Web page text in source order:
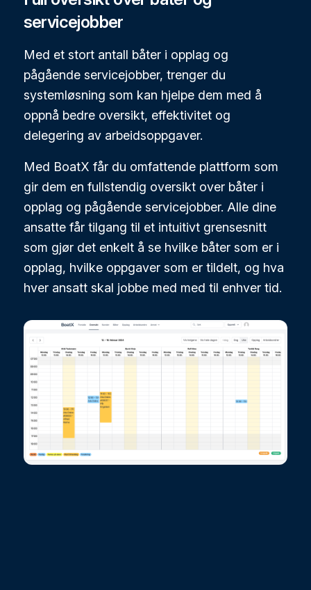
servicejobber
Med et stort antall båter i opplag og
pågående servicejobber, trenger du
systemløsning som kan hjelpe dem med å
oppnå bedre oversikt, effektivitet og
delegering av arbeidsoppgaver.
Med BoatX får du omfattende plattform som
gir dem en fullstendig oversikt over båter i
opplag og pågående servicejobber. Alle dine
ansatte får tilgang til et intuitivt grensesnitt
som gjør det enkelt å se hvilke båter som er i
opplag, hvilke oppgaver som er tildelt, og hva
hver ansatt skal jobbe med med til enhver tid.